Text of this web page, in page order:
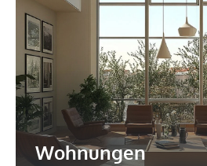
Wohnungen